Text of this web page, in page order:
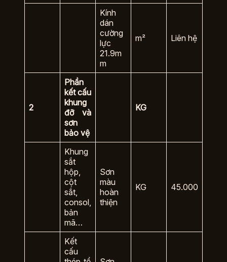
Kính
dán
cường
lực
21.9m
m
m² Liên hệ
2
Phần
kết cấu
khung
đỡ và
sơn
bảo vệ
KG
Khung
sắt
hộp,
cột
sắt,
consol,
bản
mã…
Sơn
màu
hoàn
thiện
KG 45.000
Kết
cấu